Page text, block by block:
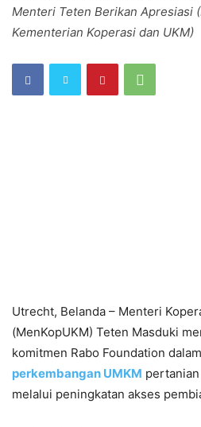
Menteri Teten Berikan Apresiasi
Kementerian Koperasi dan UKM)
Utrecht, Belanda – Menteri
(MenKopUKM) Teten Masduki
komitmen Rabo Foundation
perkembangan UMKM
melalui peningkatan akses